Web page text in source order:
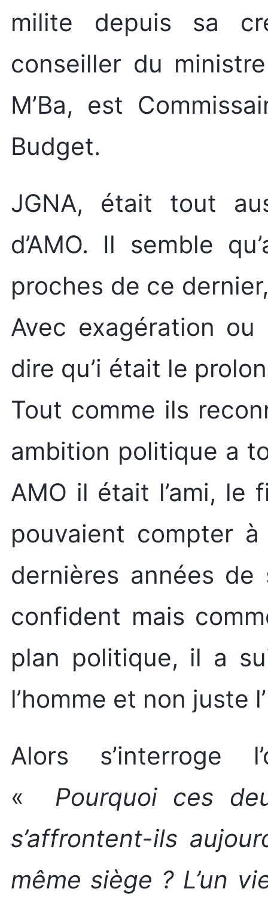
milite depuis sa
conseiller du
M’Ba, est
Budget.
JGNA, était tout
d’AMO. Il semble
proches de ce
Avec exagération ou
dire qu’i était le
Tout comme ils
ambition politique a
AMO il était l’ami,
pouvaient compter
dernières années
confident mais
plan politique, il a
l’homme et non juste
Alors s’interroge
«
Pourquoi ces
s’affrontent-ils
même siège ? L’un